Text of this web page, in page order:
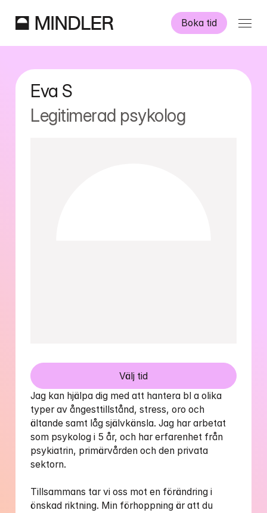
Boka tid
Information
Övriga tjänster
Eva S
Legitimerad psykolog
Välj tid
Jag kan hjälpa dig med att hantera bl a olika
typer av ångesttillstånd, stress, oro och
ältande samt låg självkänsla. Jag har arbetat
som psykolog i 5 år, och har erfarenhet från
psykiatrin, primärvården och den privata
sektorn.
Tillsammans tar vi oss mot en förändring i
önskad riktning. Min förhoppning är att du